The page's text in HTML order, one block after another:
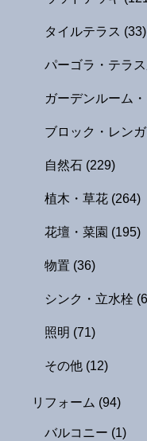
タイルテラス (33)
パーゴラ・テラ
ガーデンルーム
ブロック・レンガ
自然石 (229)
植木・草花 (264)
花壇・菜園 (195)
物置 (36)
シンク・立水栓
照明 (71)
その他 (12)
リフォーム (94)
バルコニー (1)